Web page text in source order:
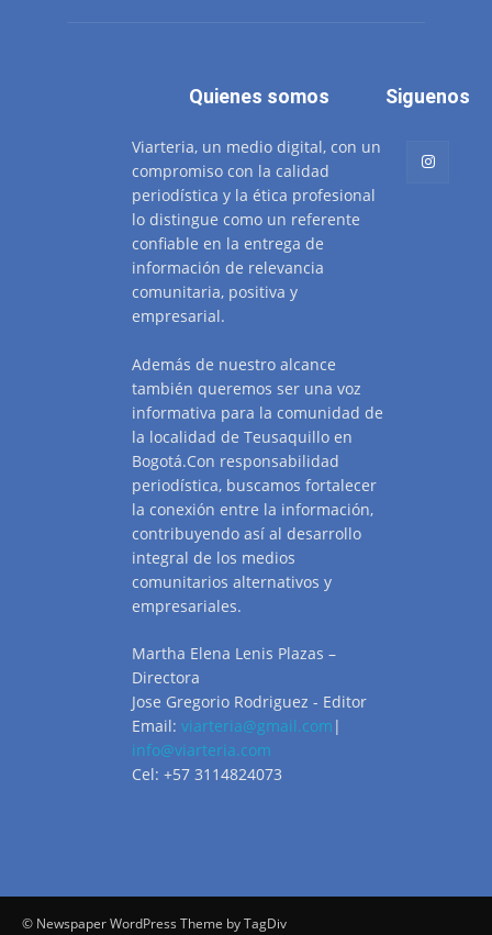
Quienes somos
Viarteria, un medio digital, con un
compromiso con la calidad
periodística y la ética profesional
lo distingue como un referente
confiable en la entrega de
información de relevancia
comunitaria, positiva y
empresarial.
Además de nuestro alcance
también queremos ser una voz
informativa para la comunidad de
la localidad de Teusaquillo en
Bogotá.Con responsabilidad
periodística, buscamos fortalecer
la conexión entre la información,
contribuyendo así al desarrollo
integral de los medios
comunitarios alternativos y
empresariales.
Martha Elena Lenis Plazas –
Directora
Jose Gregorio Rodriguez - Editor
Email: viarteria@gmail.com |
info@viarteria.com
Cel: +57 3114824073
Siguenos
© Newspaper WordPress Theme by TagDiv